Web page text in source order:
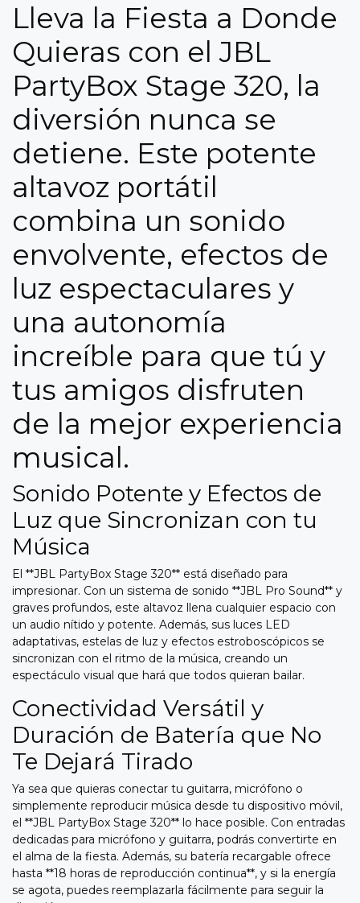
Lleva la Fiesta a Donde
Quieras con el JBL
PartyBox Stage 320, la
diversión nunca se
detiene. Este potente
altavoz portátil
combina un sonido
envolvente, efectos de
luz espectaculares y
una autonomía
increíble para que tú y
tus amigos disfruten
de la mejor experiencia
musical.
Sonido Potente y Efectos de
Luz que Sincronizan con tu
Música
El **JBL PartyBox Stage 320** está diseñado para
impresionar. Con un sistema de sonido **JBL Pro Sound** y
graves profundos, este altavoz llena cualquier espacio con
un audio nítido y potente. Además, sus luces LED
adaptativas, estelas de luz y efectos estroboscópicos se
sincronizan con el ritmo de la música, creando un
espectáculo visual que hará que todos quieran bailar.
Conectividad Versátil y
Duración de Batería que No
Te Dejará Tirado
Ya sea que quieras conectar tu guitarra, micrófono o
simplemente reproducir música desde tu dispositivo móvil,
el **JBL PartyBox Stage 320** lo hace posible. Con entradas
dedicadas para micrófono y guitarra, podrás convertirte en
el alma de la fiesta. Además, su batería recargable ofrece
hasta **18 horas de reproducción continua**, y si la energía
se agota, puedes reemplazarla fácilmente para seguir la